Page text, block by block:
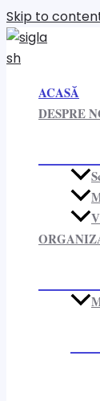
Skip to
ACASĂ
DESPRE